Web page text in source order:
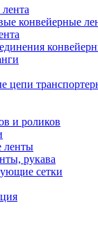
конвейерные
цепи
и роликов
ленты
рукава
сетки